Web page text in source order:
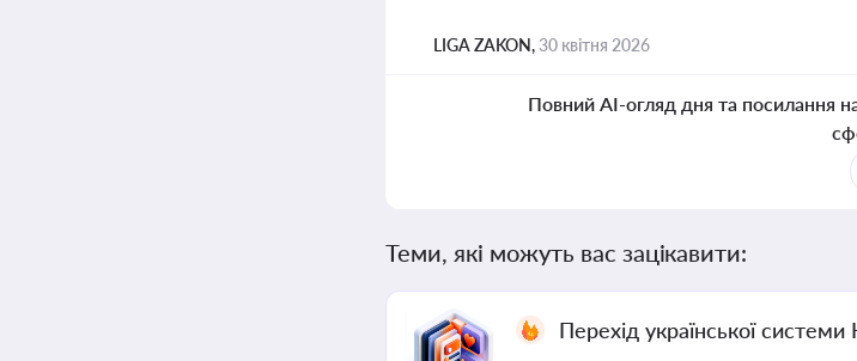
LIGA ZAKON,30 квітня 2026
Повний AI-огляд дня та посилання
Теми, які можуть вас зацікавити:
Перехід української